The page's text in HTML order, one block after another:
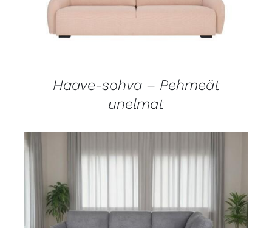
LISÄTIEDOT
Haave-sohva – Pehmeät
unelmat